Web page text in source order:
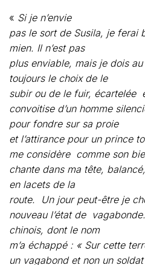
« Si je n’envie
pas le sort de Susila, je ferai
mien. Il n’est pas
plus enviable, mais je dois
toujours le choix de le
subir ou de le fuir, écartelée
convoitise d’un homme
pour fondre sur sa proie
et l’attirance pour un prince
me considère comme son
chante dans ma tête,
en lacets de la
route.
Un jour peut-être je
nouveau l’état de vagabonde.
chinois, dont le nom
m’a échappé : « Sur cette
un vagabond et non un